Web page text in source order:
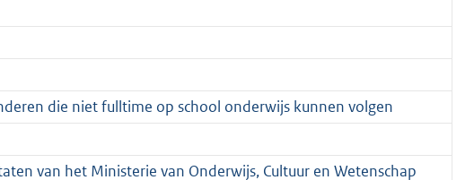
die niet fulltime op school onderwijs kunnen volgen
van het Ministerie van Onderwijs, Cultuur en Wetenschap